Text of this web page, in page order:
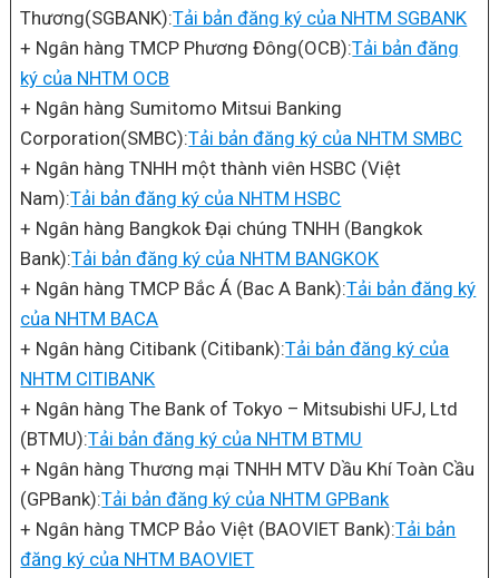
Thương(SGBANK):Tải bản đăng ký của NHTM SGBANK
+ Ngân hàng TMCP Phương Đông(OCB):Tải bản đăng
ký của NHTM OCB
+ Ngân hàng Sumitomo Mitsui Banking
Corporation(SMBC):Tải bản đăng ký của NHTM SMBC
+ Ngân hàng TNHH một thành viên HSBC (Việt
Nam):Tải bản đăng ký của NHTM HSBC
+ Ngân hàng Bangkok Đại chúng TNHH (Bangkok
Bank):Tải bản đăng ký của NHTM BANGKOK
+ Ngân hàng TMCP Bắc Á (Bac A Bank):Tải bản đăng ký
của NHTM BACA
+ Ngân hàng Citibank (Citibank):Tải bản đăng ký của
NHTM CITIBANK
+ Ngân hàng The Bank of Tokyo – Mitsubishi UFJ, Ltd
(BTMU):Tải bản đăng ký của NHTM BTMU
+ Ngân hàng Thương mại TNHH MTV Dầu Khí Toàn Cầu
(GPBank):Tải bản đăng ký của NHTM GPBank
+ Ngân hàng TMCP Bảo Việt (BAOVIET Bank):Tải bản
đăng ký của NHTM BAOVIET